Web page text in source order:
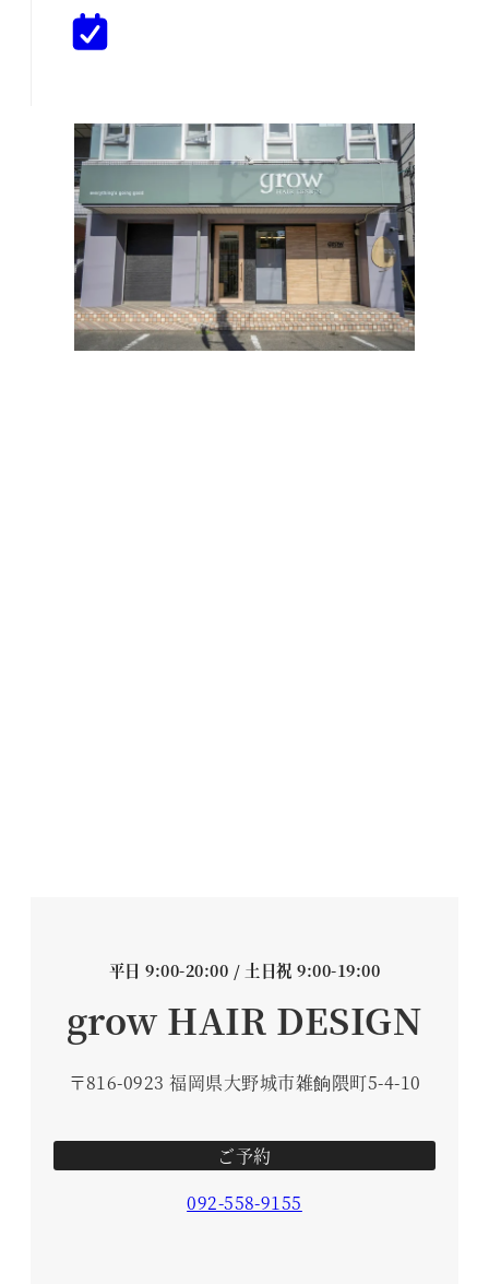
平日 9:00-20:00 / 土日祝 9:00-19:00
grow HAIR DESIGN
〒816-0923 福岡県大野城市雑餉隈町5-4-10
ご予約
092-558-9155